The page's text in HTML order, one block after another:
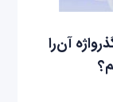
آن‌را